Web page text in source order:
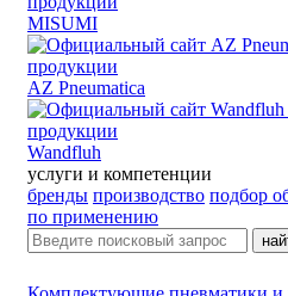
MISUMI
AZ Pneumatica
Wandfluh
услуги и компетенции
бренды производство подбор
по применению